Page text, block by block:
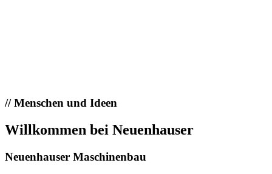
//Menschen und Ideen
Willkommen bei Neuenhauser
Neuenhauser Maschinenbau